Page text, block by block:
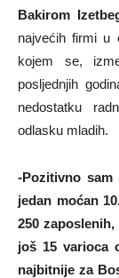
Bakirom
najvećih firmi u
kojem se,
posljednjih
nedostatku
odlasku mladih.
-Pozitivno sam
jedan moćan
250
još 15 varioca
najbitnije za